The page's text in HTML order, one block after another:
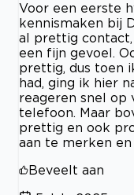
Voor een eerste
kennismaken bij
al prettig contact,
een fijn gevoel.
prettig, dus toen
had, ging ik hier
reageren snel op
telefoon. Maar
prettig en ook
aan te merken
Beveelt aan